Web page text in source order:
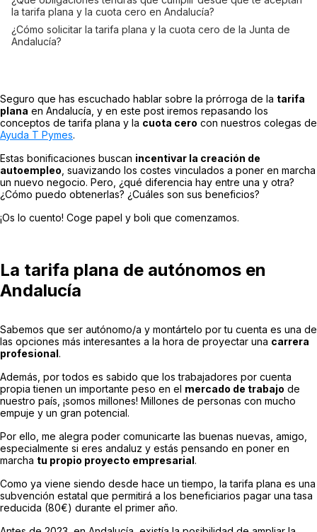
la tarifa plana y la cuota cero en Andalucía?
¿Cómo solicitar la tarifa plana y la cuota cero de la Junta de
Andalucía?
Seguro que has escuchado hablar sobre la prórroga de la tarifa
plana en Andalucía, y en este post iremos repasando los
conceptos de tarifa plana y la cuota cero con nuestros colegas de
Ayuda T Pymes.
Estas bonificaciones buscan incentivar la creación de
autoempleo , suavizando los costes vinculados a poner en marcha
un nuevo negocio. Pero, ¿qué diferencia hay entre una y otra?
¿Cómo puedo obtenerlas? ¿Cuáles son sus beneficios?
¡Os lo cuento! Coge papel y boli que comenzamos.
La tarifa plana de autónomos en
Andalucía
Sabemos que ser autónomo/a y montártelo por tu cuenta es una de
las opciones más interesantes a la hora de proyectar una carrera
profesional.
Además, por todos es sabido que los trabajadores por cuenta
propia tienen un importante peso en el mercado de trabajo de
nuestro país, ¡somos millones! Millones de personas con mucho
empuje y un gran potencial.
Por ello, me alegra poder comunicarte las buenas nuevas, amigo,
especialmente si eres andaluz y estás pensando en poner en
marcha tu propio proyecto empresarial.
Como ya viene siendo desde hace un tiempo, la tarifa plana es una
subvención estatal que permitirá a los beneficiarios pagar una tasa
reducida (80€) durante el primer año.